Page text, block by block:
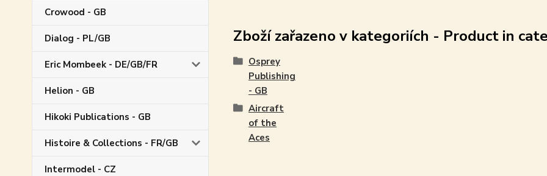
Crowood - GB
Dialog - PL/GB
Eric Mombeek - DE/GB/FR
Helion - GB
Hikoki Publications - GB
Histoire & Collections - FR/GB
Intermodel - CZ
Zboží zařazeno v kategoriích - Product in
Osprey
Publishing
- GB
Aircraft
of the
Aces